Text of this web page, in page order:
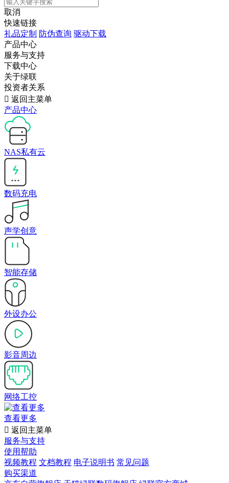
取消
快速链接
礼品定制 防伪查询 驱动下载
产品中心
服务与支持
下载中心
关于绿联
投资者关系
 返回主菜单
产品中心
NAS私有云
数码充电
声学创意
智能存储
外设办公
影音周边
网络工控
查看更多
 返回主菜单
服务与支持
使用帮助
视频教程 文档教程 电子说明书 常见问题
购买渠道